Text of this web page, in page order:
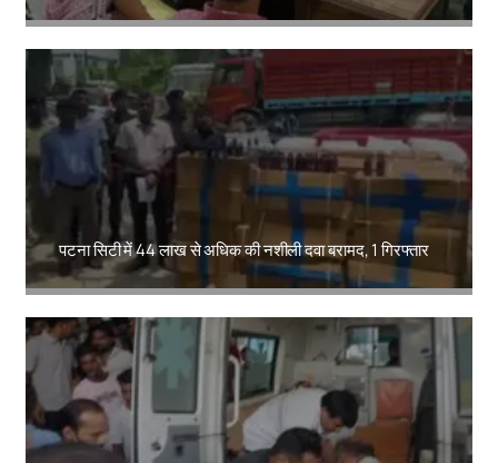
Amit Lekh
पटना सिटी में 44 लाख से अधिक की नशीली दवा बरामद, 1 गिरफ्तार
Amit Lekh